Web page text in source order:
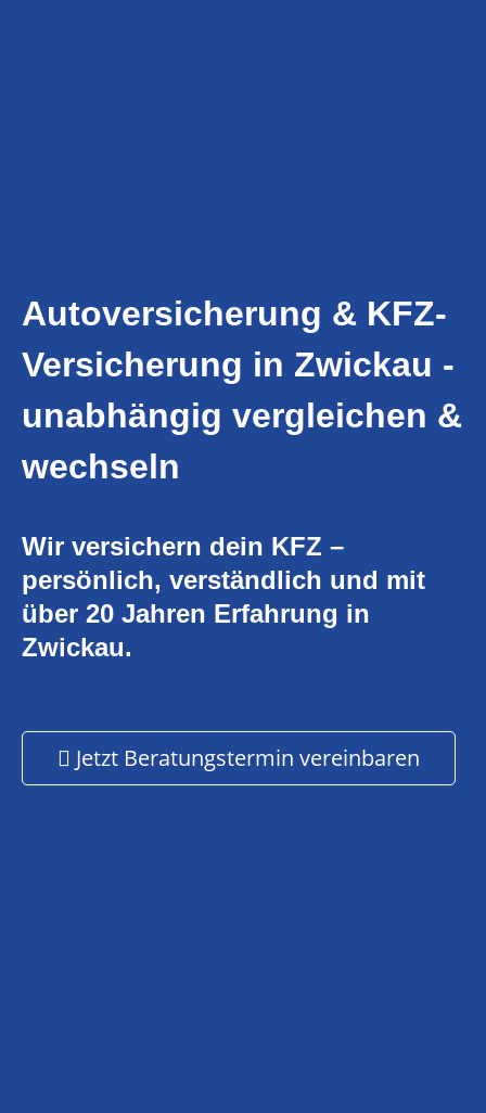
Autoversicherung & KFZ-
Versicherung in Zwickau -
unabhängig vergleichen &
wechseln
Wir versichern dein KFZ –
persönlich, verständlich und mit
über 20 Jahren Erfahrung in
Zwickau.
Jetzt Beratungstermin vereinbaren